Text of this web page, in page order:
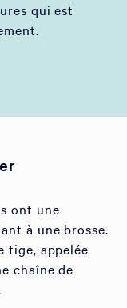
qui est
ont une
à une brosse.
tige, appelée
chaîne de